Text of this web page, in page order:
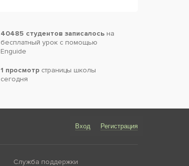
40485 студентов записалось на
бесплатный урок с помощью
Enguide
1 просмотрстраницы школы
сегодня
Вход Регистрация
Служба поддержки